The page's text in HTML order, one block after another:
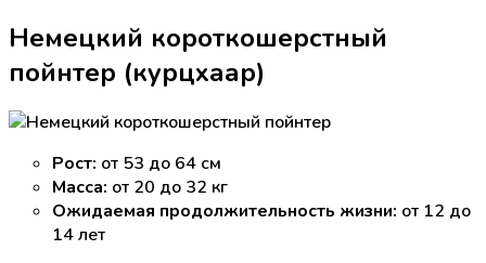
Немецкий короткошерстный
пойнтер (курцхаар)
Рост: от 53 до 64 см
Масса: от 20 до 32 кг
Ожидаемая продолжительность жизни: от 12 до
14 лет